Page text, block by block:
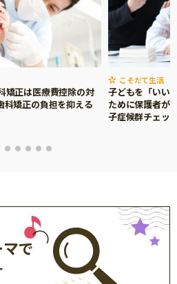
矯正は医療費控除の対
矯正の負担を抑える
こそだて生活
子どもを「いい
ために保護者が
子症候群チェッ
で